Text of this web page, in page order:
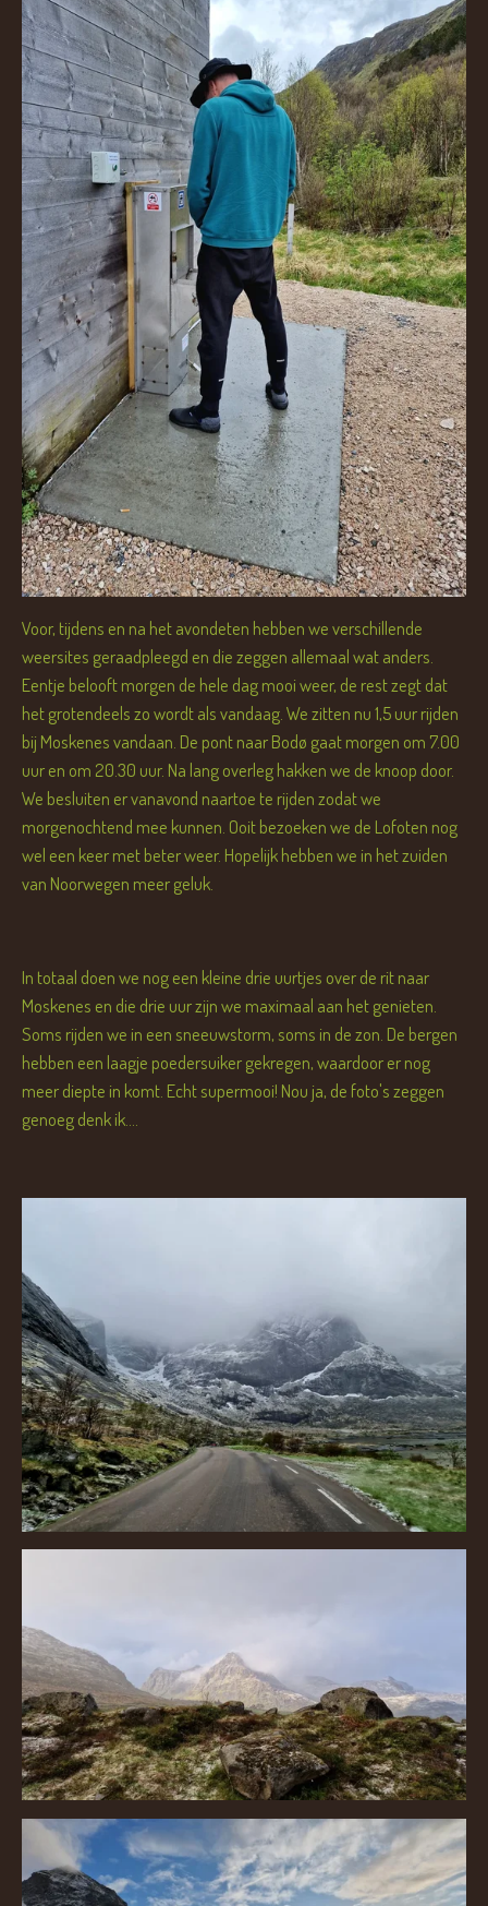
Voor, tijdens en na het avondeten hebben we verschillende
weersites geraadpleegd en die zeggen allemaal wat anders.
Eentje belooft morgen de hele dag mooi weer, de rest zegt dat
het grotendeels zo wordt als vandaag. We zitten nu 1,5 uur rijden
bij Moskenes vandaan. De pont naar Bodø gaat morgen om 7.00
uur en om 20.30 uur. Na lang overleg hakken we de knoop door.
We besluiten er vanavond naartoe te rijden zodat we
morgenochtend mee kunnen. Ooit bezoeken we de Lofoten nog
wel een keer met beter weer. Hopelijk hebben we in het zuiden
van Noorwegen meer geluk.
In totaal doen we nog een kleine drie uurtjes over de rit naar
Moskenes en die drie uur zijn we maximaal aan het genieten.
Soms rijden we in een sneeuwstorm, soms in de zon. De bergen
hebben een laagje poedersuiker gekregen, waardoor er nog
meer diepte in komt. Echt supermooi! Nou ja, de foto's zeggen
genoeg denk ik....